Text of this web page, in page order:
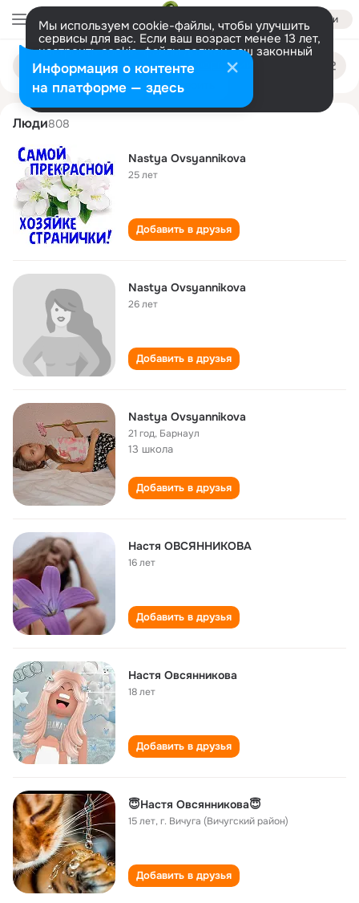
Войти
Мы используем cookie-файлы, чтобы улучшить
сервисы для вас. Если ваш возраст менее 13 лет,
настроить cookie-файлы должен ваш законный
представитель. Больше информации
Разрешить все Настроить
Поиск
людям
nastya ovsyannikova
Люди808
Nastya Ovsyannikova
25 лет
Добавить в друзья
Nastya Ovsyannikova
26 лет
Добавить в друзья
Nastya Ovsyannikova
21 год, Барнаул
13 школа
Добавить в друзья
Настя ОВСЯННИКОВА
16 лет
Добавить в друзья
Настя Овсянникова
18 лет
Добавить в друзья
😇Настя Овсянникова😇
15 лет,г. Вичуга (Вичугский район)
Добавить в друзья
Информация о контенте
на платформе — здесь